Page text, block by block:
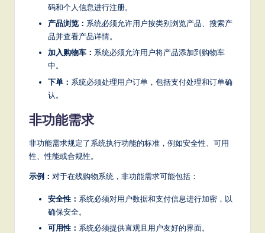
in
A
I,
S
码和个人信息进行注册。
产品浏览： 系统必须允许用户按类别浏览产品、搜索产
品并查看产品详情。
加入购物车： 系统必须允许用户将产品添加到购物车
中。
下单： 系统必须处理用户订单，包括支付处理和订单确
认。
非功能需求
非功能需求规定了系统执行功能的标准，例如安全性、可用
性、性能或合规性。
示例： 对于在线购物系统，非功能需求可能包括：
安全性： 系统必须对用户数据和支付信息进行加密，以
确保安全。
可用性： 系统必须提供直观且用户友好的界面。